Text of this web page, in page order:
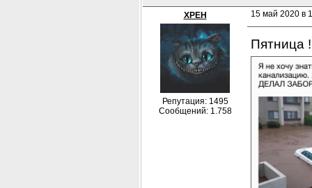
XPEH
Репутация: 1495
Сообщений: 1.758
15 май 2020 в
Пятница